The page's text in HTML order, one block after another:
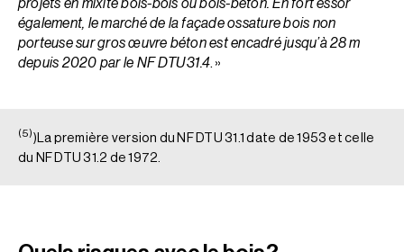
projets en mixité bois-bois ou bois-béton. En fort essor
également, le marché de la façade ossature bois non
porteuse sur gros œuvre béton est encadré jusqu’à 28 m
depuis 2020 par le NF DTU 31.4. »
(5))La première version du NF DTU 31.1 date de 1953 et celle
du NF DTU 31.2 de 1972.